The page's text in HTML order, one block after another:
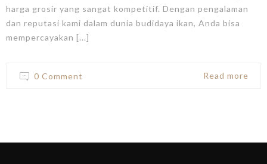
harga grosir yang sangat kompetitif. Dengan pengalaman
dan reputasi kami dalam dunia budidaya ikan, Anda bisa
mempercayakan [...]
0 Comment Read more